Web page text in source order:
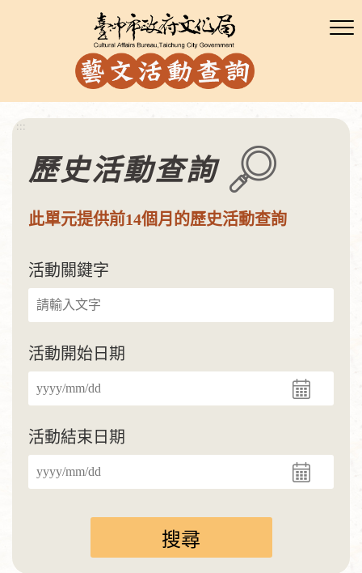
:::
歷史活動查詢
此單元提供前14個月的歷史活動查詢
活動關鍵字
活動開始日期
活動結束日期